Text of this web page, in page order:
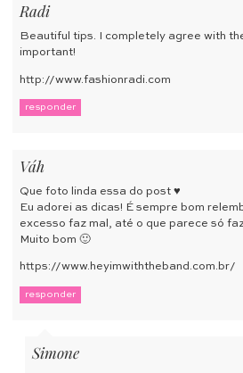
Radi
Beautiful tips. I completely agree with
important!
http://www.fashionradi.com
responder
Váh
Que foto linda essa do post ♥
Eu adorei as dicas! É sempre bom
excesso faz mal, até o que parece só
Muito bom 🙂
https://www.heyimwiththeband.com.br/
responder
Simone